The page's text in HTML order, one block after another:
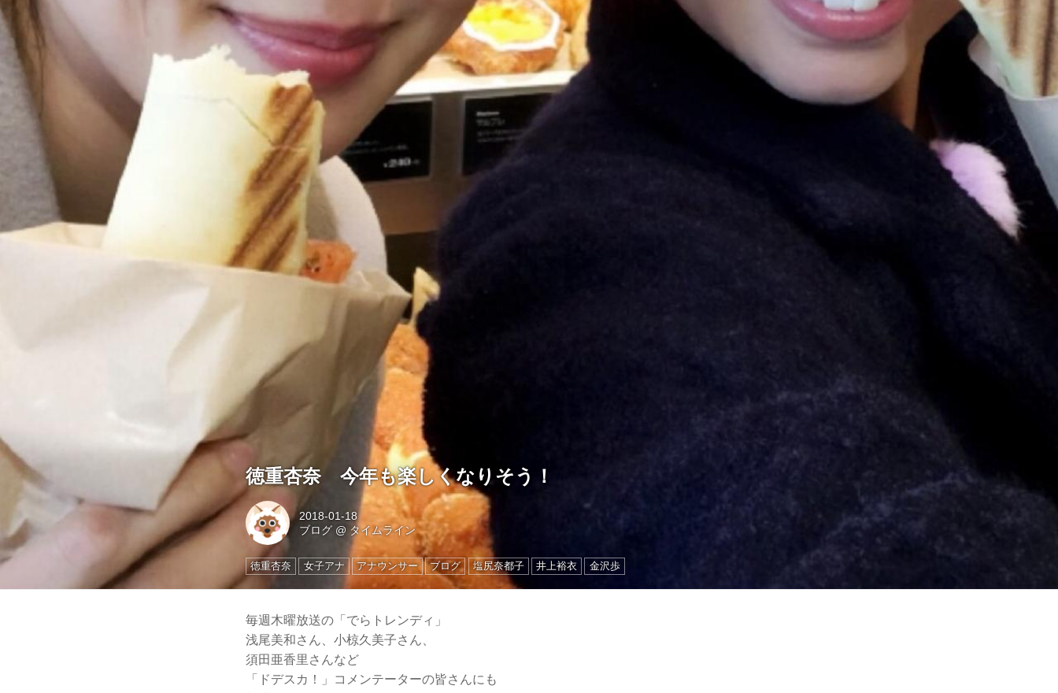
徳重杏奈 今年も楽しくなりそう！
2018-01-18
ブログ @ タイムライン
徳重杏奈 女子アナ アナウンサー ブログ 塩尻奈都子 井上裕衣 金沢歩
毎週木曜放送の「でらトレンディ」
浅尾美和さん、小椋久美子さん、
須田亜香里さんなど
「ドデスカ！」コメンテーターの皆さんにも